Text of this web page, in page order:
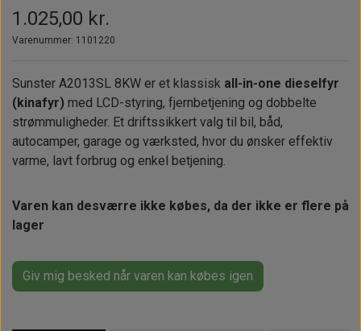
Sikringer
Værktøj
Gori propeller
instrumenter
Additive
Børster & Svampe m.m.
El-artikler
Tøj
Diverse
Udlejning af bådudstyr
Hvem er vi
Fordele hos Shop12volt
Kontakt
1.025,00 kr.
Varenummer: 1101220
Sunster A2013SL 8KW er et klassisk all-in-one dieselfyr
(kinafyr) med LCD-styring, fjernbetjening og dobbelte
strømmuligheder. Et driftssikkert valg til bil, båd,
autocamper, garage og værksted, hvor du ønsker effektiv
varme, lavt forbrug og enkel betjening.
Varen kan desværre ikke købes, da der ikke er flere på
lager
Giv mig besked når varen kan købes igen